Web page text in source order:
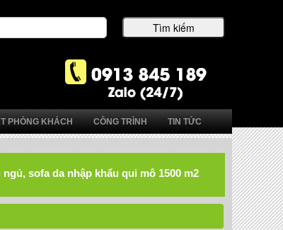
PHÒNG KHÁCH CÔNG TRÌNH TIN TỨC
sofa da nhập khẩu qui mô 1500 m2